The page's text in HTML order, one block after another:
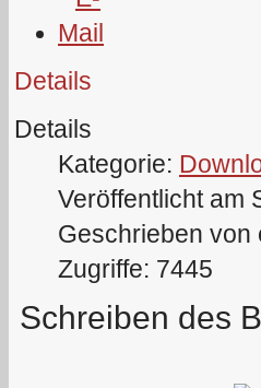
Details
Details
Kategorie:
Veröffentlicht am
Geschrieben von
Zugriffe: 7445
Schreiben des